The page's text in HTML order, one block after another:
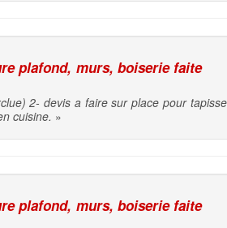
plafond, murs, boiserie faite
2- devis a faire sur place pour
cuisine. »
plafond, murs, boiserie faite